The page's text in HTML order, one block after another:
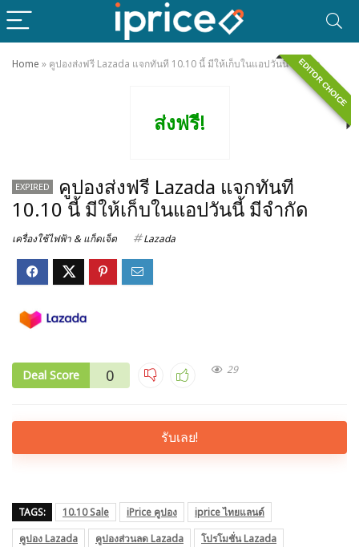
Home » คูปองส่งฟรี Lazada แจกทันที 10.10 นี้ มีให้เก็บในแอปวันนี้ มีจำกัดEDITOR CHOICE
ส่งฟรี!
EXPIRED
คูปองส่งฟรี Lazada แจกทันที
10.10 นี้ มีให้เก็บในแอปวันนี้ มีจำกัด
เครื่องใช้ไฟฟ้า & แก็ดเจ็ต Lazada
Deal Score 0 29
รับเลย!
TAGS: 10.10 Sale iPrice คูปอง
iprice ไทยแลนด์
คูปอง Lazada
คูปองส่วนลด Lazada โปรโมชั่น Lazada